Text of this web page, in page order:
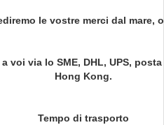
le vostre merci dal mare,
voi via lo SME, DHL, UPS,
Hong Kong.
Tempo di trasporto